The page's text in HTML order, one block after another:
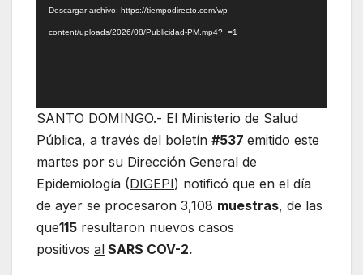
Descargar archivo: https://tiempodirecto.com/wp-
content/uploads/2026/08/Publicidad-PM.mp4?_=1
SANTO DOMINGO.- El Ministerio de Salud
Pública, a través del boletín #537 emitido este
martes por su Dirección General de
Epidemiología (DIGEPI) notificó que en el día
de ayer se procesaron 3,108 muestras, de las
que115 resultaron nuevos casos
positivos al SARS COV-2.